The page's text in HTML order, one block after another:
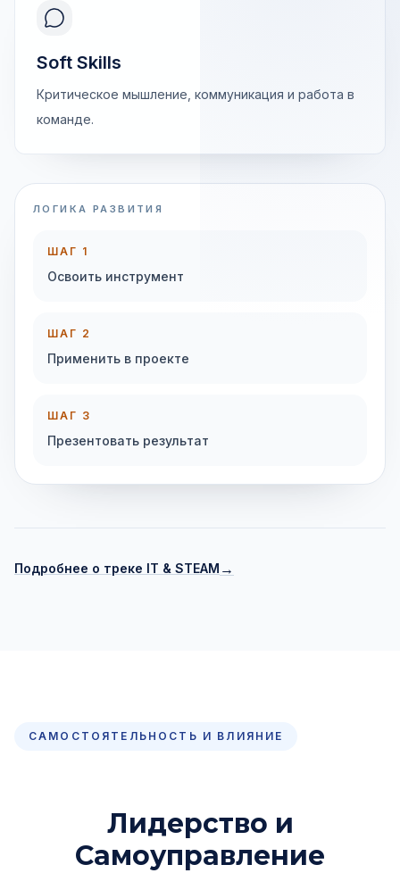
Soft Skills
Критическое мышление, коммуникация и работа в
команде.
ЛОГИКА РАЗВИТИЯ
ШАГ 1
Освоить инструмент
ШАГ 2
Применить в проекте
ШАГ 3
Презентовать результат
Подробнее о треке IT & STEAM →
САМОСТОЯТЕЛЬНОСТЬ И ВЛИЯНИЕ
Лидерство и
Самоуправление